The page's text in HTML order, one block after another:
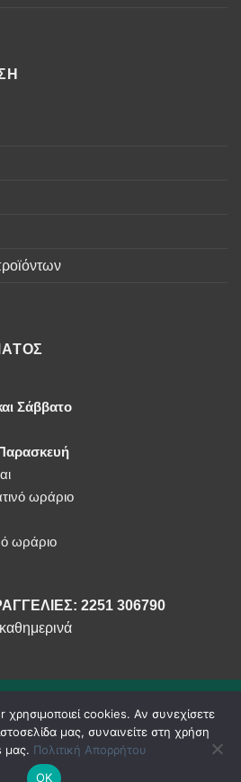
Σάββατο
ωράριο
ωράριο
2251 306790
χρησιμοποιεί cookies. Αν συνεχίσετε
μας, συναινείτε στη χρήση
μας. Πολιτική Απορρήτου
ΟΚ